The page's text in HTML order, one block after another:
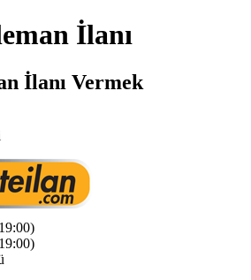
İlanı
İlanı Vermek